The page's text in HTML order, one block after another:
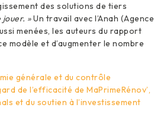
des solutions de tiers
»Un travail avec l’Anah (Agence
menées, les auteurs du rapport
modèle et d’augmenter le nombre
générale et du contrôle
de l’efficacité de MaPrimeRénov’,
et du soutien à l’investissement